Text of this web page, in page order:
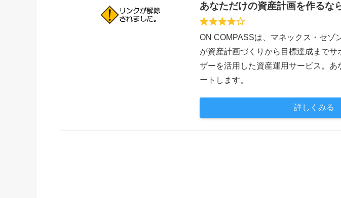
あなただけの資産計画を作るな
ON COMPASSは、マネックス・セゾ
が資産計画づくりから目標達成までサ
ザーを活用した資産運用サービス。あ
ートします。
詳しくみる